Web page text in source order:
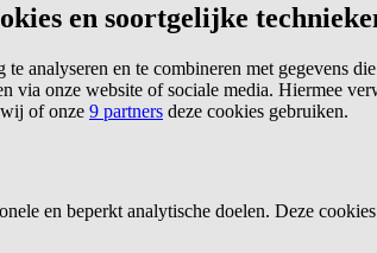
en soortgelijke
analyseren en te combineren met gegevens
via onze website of sociale media. Hiermee
of onze 9 partners deze cookies gebruiken.
en beperkt analytische doelen. Deze